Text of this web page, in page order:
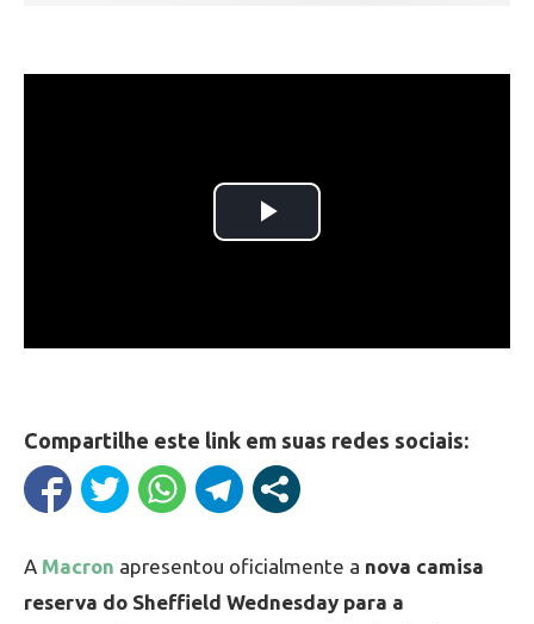
Compartilhe este link em suas redes sociais:
A Macron apresentou oficialmente a nova camisa
reserva do Sheffield Wednesday para a